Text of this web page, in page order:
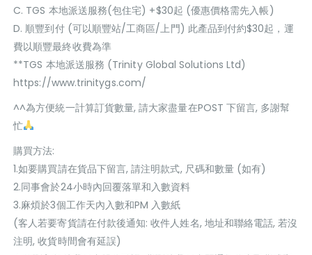
C. TGS 本地派送服務(包住宅) +$30起 (優惠價格需先入帳)
D. 順豐到付 (可以順豐站/工商區/上門) 此產品到付約$30起，運
費以順豐最終收費為準
**TGS 本地派送服務 (Trinity Global Solutions Ltd)
https://www.trinitygs.com/
^^為方便統一計算訂貨數量, 請大家盡量在POST 下留言, 多謝幫
忙
購買方法:
1.如要購買請在貨品下留言, 請注明款式, 尺碼和數量 (如有)
2.同事會於24小時內回覆落單和入數資料
3.麻煩於3個工作天內入數和PM 入數紙
(客人若要寄貨請在付款後通知: 收件人姓名, 地址和聯絡電話, 若沒
注明, 收貨時間會有延誤)